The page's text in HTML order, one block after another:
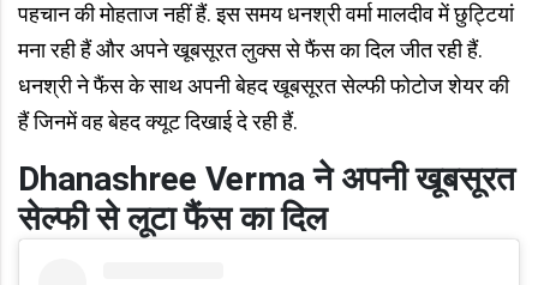
पहचान की मोहताज नहीं हैं. इस समय धनश्री वर्मा मालदीव में छुट्टियां
मना रही हैं और अपने खूबसूरत लुक्स से फैंस का दिल जीत रही हैं.
धनश्री ने फैंस के साथ अपनी बेहद खूबसूरत सेल्फी फोटोज शेयर की
हैं जिनमें वह बेहद क्यूट दिखाई दे रही हैं.
Dhanashree Verma ने अपनी खूबसूरत
सेल्फी से लूटा फैंस का दिल